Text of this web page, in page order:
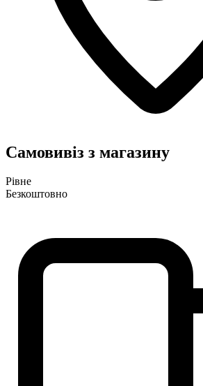
Самовивіз з магазину
Рівне
Безкоштовно